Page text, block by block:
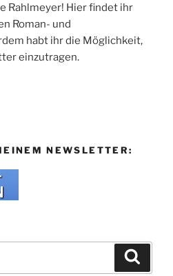
Rahlmeyer! Hier findet ihr
Roman- und
habt ihr die Möglichkeit,
einzutragen.
NEWSLETTER: